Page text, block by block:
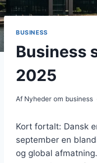
BUSINESS
Business
2025
Af Nyheder om business
Kort fortalt: Dansk
september en
og global